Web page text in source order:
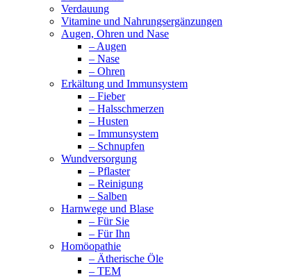
Verdauung
Vitamine und Nahrungsergänzungen
Augen, Ohren und Nase
– Augen
– Nase
– Ohren
Erkältung und Immunsystem
– Fieber
– Halsschmerzen
– Husten
– Immunsystem
– Schnupfen
Wundversorgung
– Pflaster
– Reinigung
– Salben
Harnwege und Blase
– Für Sie
– Für Ihn
Homöopathie
– Ätherische Öle
– TEM